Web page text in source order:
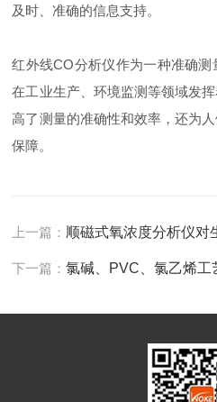
及时、准确的信息支持。
红外线CO分析仪作为一种准确测
在工业生产、环境监测等领域发
高了测量的准确性和效率，还为
保障。
上一篇： 顺磁式氧浓度分析仪对
下一篇：氯碱、PVC、氯乙烯工艺过程，氯气、氯